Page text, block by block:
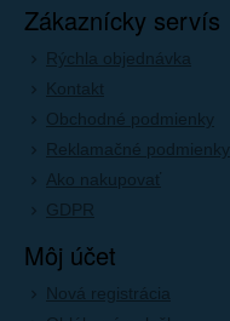
Zákaznícky servís
Rýchla objednávka
Kontakt
Obchodné podmienky
Reklamačné podmienky
Ako nakupovať
GDPR
Môj účet
Nová registrácia